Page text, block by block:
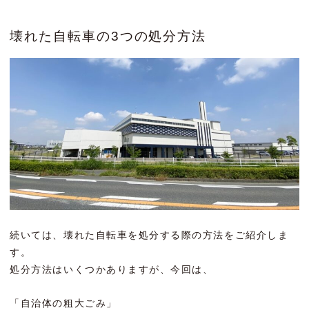
壊れた自転車の3つの処分方法
続いては、壊れた自転車を処分する際の方法をご紹介しま
す。
処分方法はいくつかありますが、今回は、
「自治体の粗大ごみ」